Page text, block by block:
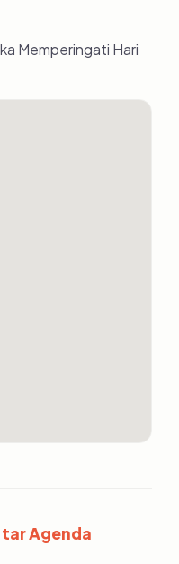
Memperingati Hari
Agenda